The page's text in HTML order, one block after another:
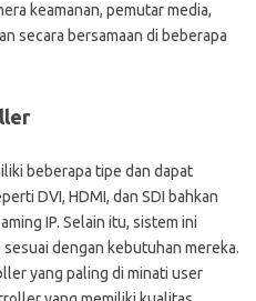
keamanan, pemutar media,
secara bersamaan di beberapa
beberapa tipe dan dapat
DVI, HDMI, dan SDI bahkan
IP. Selain itu, sistem ini
dengan kebutuhan mereka.
yang paling di minati user